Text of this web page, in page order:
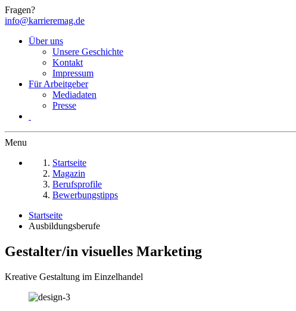
Fragen?
info@karrieremag.de
Über uns
Unsere Geschichte
Kontakt
Impressum
Für Arbeitgeber
Mediadaten
Presse
Menu
Startseite
Magazin
Berufsprofile
Bewerbungstipps
Startseite
Ausbildungsberufe
Gestalter/in visuelles Marketing
Kreative Gestaltung im Einzelhandel